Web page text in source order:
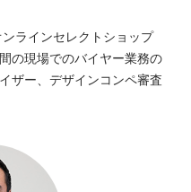
ラインセレクトショップ
の現場でのバイヤー業務の
ザー、デザインコンペ審査